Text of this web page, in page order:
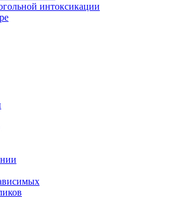
интоксикации